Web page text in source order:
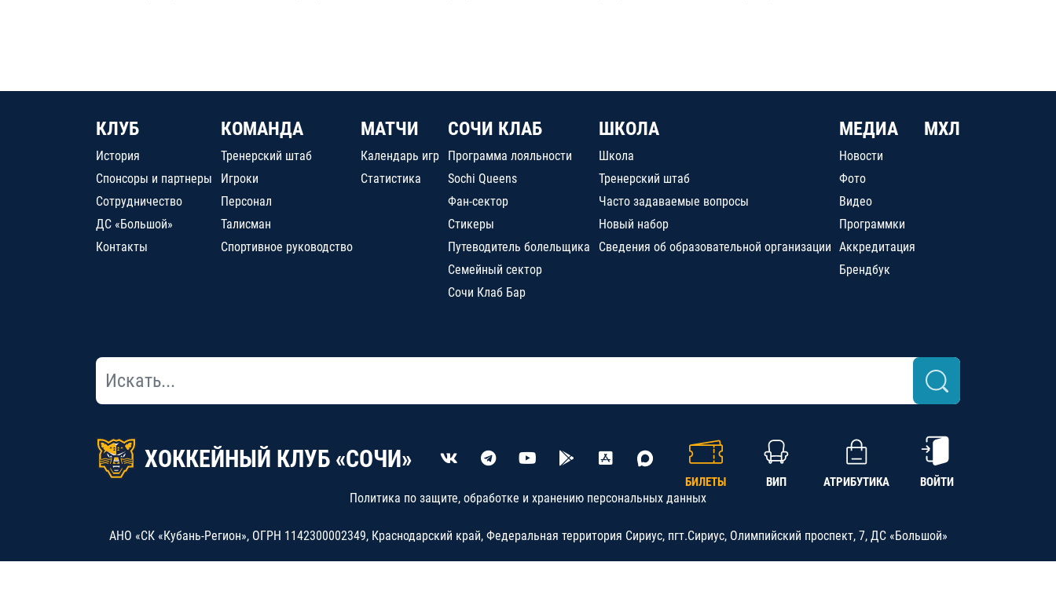
КЛУБ
История
Спонсоры и партнеры
Сотрудничество
ДС «Большой»
Контакты
КОМАНДА
Тренерский штаб
Игроки
Персонал
Талисман
Спортивное руководство
МАТЧИ
Календарь игр
Статистика
СОЧИ КЛАБ
Программа лояльности
Sochi Queens
Фан-сектор
Стикеры
Путеводитель болельщика
Семейный сектор
Сочи Клаб Бар
ШКОЛА
Школа
Тренерский штаб
Часто задаваемые вопросы
Новый набор
Сведения об образовательной организации
МЕДИА
Новости
Фото
Видео
Программки
Аккредитация
Брендбук
МХЛ
ХОККЕЙНЫЙ КЛУБ «СОЧИ»
БИЛЕТЫ ВИП АТРИБУТИКА ВОЙТИ
Политика по защите, обработке и хранению персональных данных
АНО «СК «Кубань-Регион», ОГРН 1142300002349, Краснодарский край, Федеральная территория Сириус, пгт.Сириус, Олимпийский проспект, 7, ДС «Большой»